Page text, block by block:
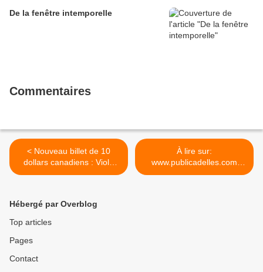
De la fenêtre intemporelle
Commentaires
< Nouveau billet de 10
dollars canadiens : Viola
Desmond, défenseure des
Nouvelle-Écosse devient la
première femme afro-
sur les billets de 10$
décennie avant Rosa Parks,
À lire sur:
www.publicadelles.com
Crédit Photo @tinesti22 >
Hébergé par Overblog
Top articles
Pages
Contact